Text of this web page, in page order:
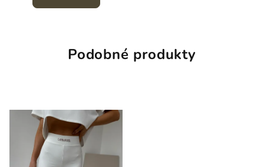
Podobné produkty